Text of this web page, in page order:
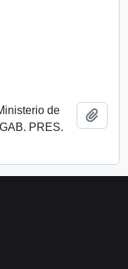
de
PRES.